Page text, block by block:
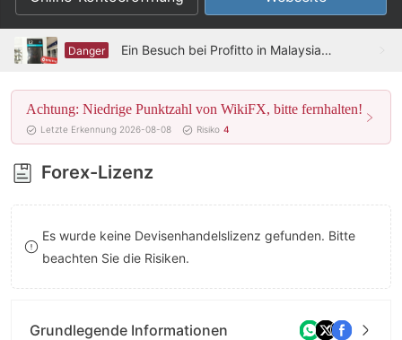
3
4
5
6
7
8
9
96
7
8
9
Danger Ein Besuch bei Profitto in Malaysia - Kein Büro gefunden
Achtung: Niedrige Punktzahl von WikiFX, bitte fernhalten!
Letzte Erkennung 2026-08-08 Risiko 4
Forex-Lizenz
Es wurde keine Devisenhandelslizenz gefunden. Bitte
beachten Sie die Risiken.
Grundlegende Informationen